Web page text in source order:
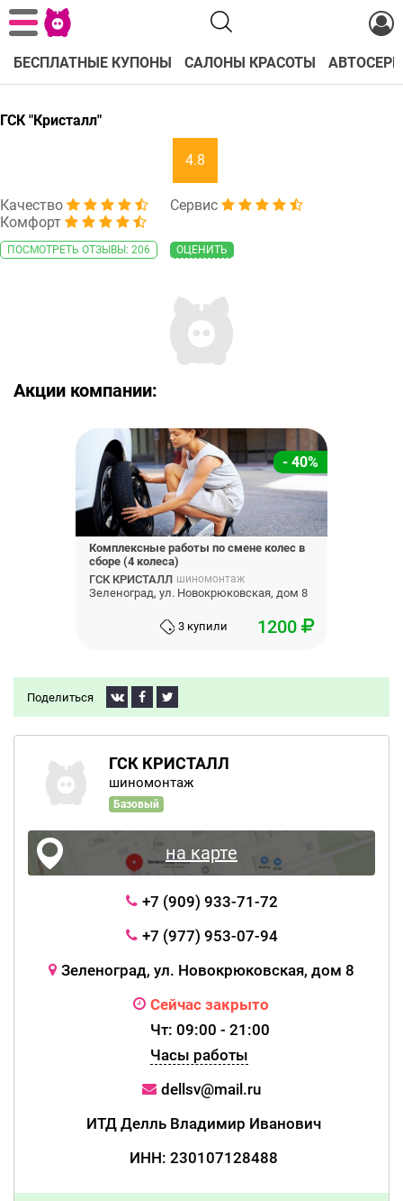
БЕСПЛАТНЫЕ КУПОНЫ САЛОНЫ КРАСОТЫ
ГСК "Кристалл"
4.8
Качество
Сервис
Комфорт
ПОСМОТРЕТЬ ОТЗЫВЫ: 206 ОЦЕНИТЬ
Поделиться
ГСК КРИСТАЛЛ
шиномонтаж
Базовый
на карте
+7 (909) 933-71-72
+7 (977) 953-07-94
Зеленоград, ул. Новокрюковская, дом 8
Сейчас закрыто
Чт: 09:00 - 21:00
Часы работы
dellsv@mail.ru
ИТД Делль Владимир Иванович
ИНН: 230107128488
Акции компании:
- 40%
Комплексные работы по смене колес в
сборе (4 колеса)
ГСК КРИСТАЛЛ шиномонтаж
Зеленоград, ул. Новокрюковская, дом 8
3 купили 1200